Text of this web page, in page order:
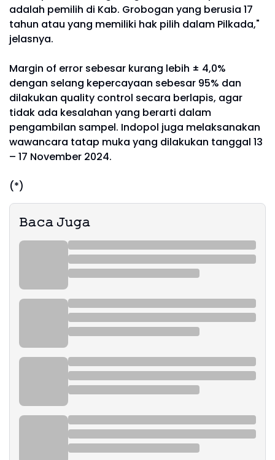
adalah pemilih di Kab. Grobogan yang berusia 17
tahun atau yang memiliki hak pilih dalam Pilkada,"
jelasnya.
Margin of error sebesar kurang lebih ± 4,0%
dengan selang kepercayaan sebesar 95% dan
dilakukan quality control secara berlapis, agar
tidak ada kesalahan yang berarti dalam
pengambilan sampel. Indopol juga melaksanakan
wawancara tatap muka yang dilakukan tanggal 13
– 17 November 2024.
(*)
𝙱𝚊𝚌𝚊 𝙹𝚞𝚐𝚊